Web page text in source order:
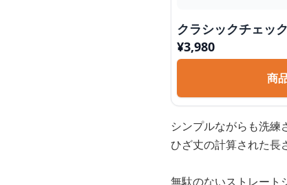
クラシックチェッ
¥3,980
商
シンプルながらも洗練
ひざ丈の計算された長
無駄のないストレート